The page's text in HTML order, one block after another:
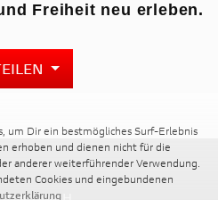
Freiheit neu erleben.
um Dir ein bestmögliches Surf-Erlebnis
erhoben und dienen nicht für die
anderer weiterführender Verwendung.
Cookies und eingebundenen